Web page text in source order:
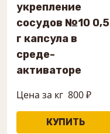
укрепление
сосудов №10 0,5
г капсула в
среде-
активаторе
Цена за кг 800 ₽